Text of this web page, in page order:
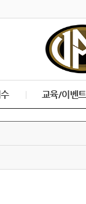
교육/이벤트